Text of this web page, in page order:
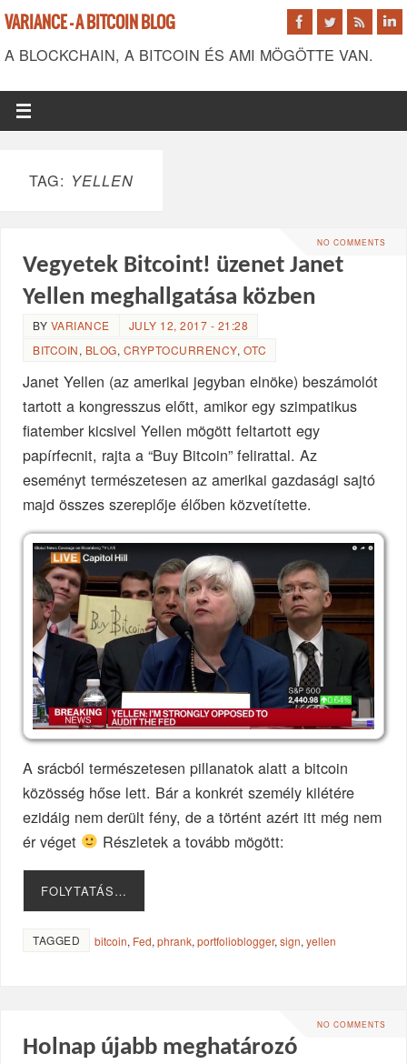
VARIANCE - A BITCOIN BLOG
A BLOCKCHAIN, A BITCOIN ÉS AMI MÖGÖTTE VAN.
TAG: YELLEN
NO COMMENTS
Vegyetek Bitcoint! üzenet Janet
Yellen meghallgatása közben
BY VARIANCE
JULY 12, 2017 - 21:28
BITCOIN, BLOG, CRYPTOCURRENCY, OTC
Janet Yellen (az amerikai jegyban elnöke) beszámolót
tartott a kongresszus előtt, amikor egy szimpatikus
fiatember kicsivel Yellen mögött feltartott egy
papírfecnit, rajta a “Buy Bitcoin” felirattal. Az
eseményt természetesen az amerikai gazdasági sajtó
majd összes szereplője élőben közvetítette.
A srácból természetesen pillanatok alatt a bitcoin
közösség hőse lett. Bár a konkrét személy kilétére
ezidáig nem derült fény, de a történt azért itt még nem
ér véget
Részletek a tovább mögött:
FOLYTATÁS…
TAGGED bitcoin, Fed,phrank,portfolioblogger,sign,yellen
NO COMMENTS
Holnap újabb meghatározó